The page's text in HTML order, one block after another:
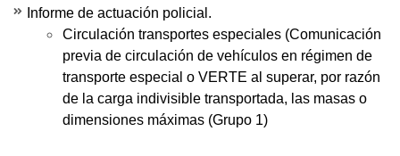
Informe de actuación policial.
Circulación transportes especiales (Comunicación
previa de circulación de vehículos en régimen de
transporte especial o VERTE al superar, por razón
de la carga indivisible transportada, las masas o
dimensiones máximas (Grupo 1)